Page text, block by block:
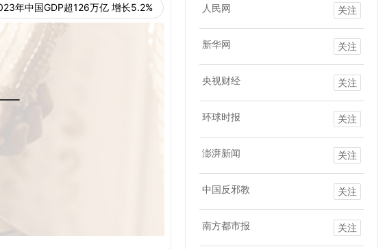
人民网 关注
新华网 关注
央视财经 关注
环球时报 关注
澎湃新闻 关注
中国反邪教 关注
南方都市报 关注
年中国GDP超126万亿 增长5.2%